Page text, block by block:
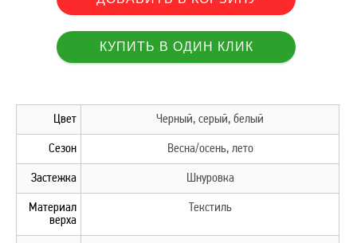
Цвет Черный, серый, белый
Сезон Весна/осень, лето
Застежка Шнуровка
Материал
верха
Текстиль